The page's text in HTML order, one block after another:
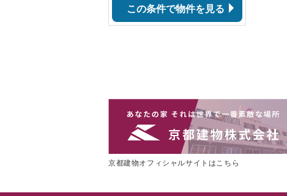
この条件で物件を見る
京都建物オフィシャルサイトはこちら